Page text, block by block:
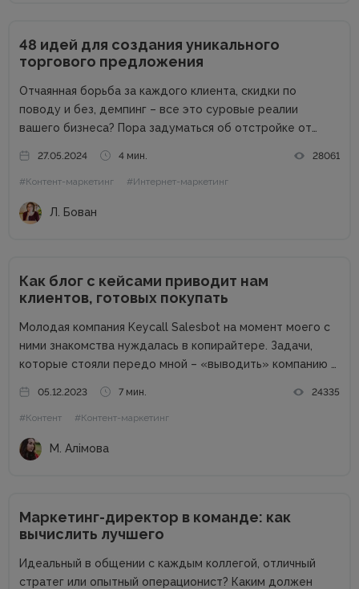
48 идей для создания уникального
торгового предложения
Отчаянная борьба за каждого клиента, скидки по
поводу и без, демпинг – все это суровые реалии
вашего бизнеса? Пора задуматься об отстройке от
как выделиться среди аналогичных компаний, привлечь
внимание к продуктам...
27.05.2024 4 мин. 28061
#Контент-маркетинг #Интернет-маркетинг
Л. Бован
Как блог с кейсами приводит нам
клиентов, готовых покупать
Молодая компания Keycall Salesbot на момент моего с
ними знакомства нуждалась в копирайтере. Задачи,
которые стояли передо мной – «выводить» компанию в
несколько размытая, но все же ясная – мне
предлагалась позиция...
05.12.2023 7 мин. 24335
#Контент #Контент-маркетинг
М. Алімова
Маркетинг-директор в команде: как
вычислить лучшего
Идеальный в общении с каждым коллегой, отличный
стратег или опытный операционист? Каким должен